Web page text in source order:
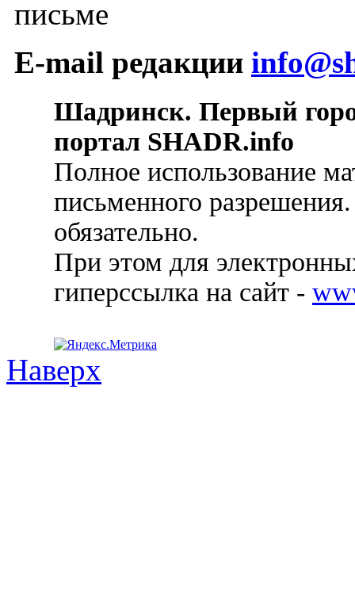
письме
E-mail редакции
Шадринск. Первый
портал SHADR.info
Полное использование
письменного
обязательно.
При этом для
гиперссылка на сайт -
Наверх